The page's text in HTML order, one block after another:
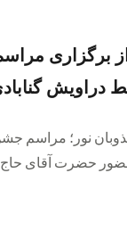
برگزاری
دراویش
نور؛ مراسم
حضرت آقای حاج